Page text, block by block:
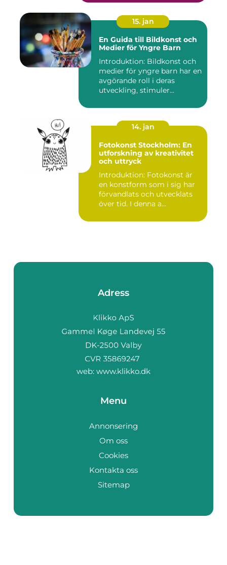
15. jan
En Guida till Bildkonst och
Medier för Yngre Barn
Introduktion: Bildkonst och
medier för yngre barn har en
avgörande roll i deras
utveckling, stimuler...
14. jan
Fotokonst Stockholm: En
utforskning av kreativitet
och uttryck
Introduktion: Fotokonst är
en konstform som i sig har
förvandlats och utvecklats
över tid. I denna a...
Adress
web: www.klikko.dk
Menu
Annonsering
Om oss
Cookies
Kontakta oss
Sitemap